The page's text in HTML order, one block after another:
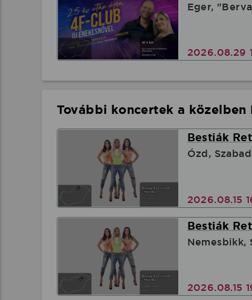
Eger,
2026.08.29
További koncertek a
Bestiák
Ózd,
2026.08.15
Bestiák
Nemesbikk,
2026.08.15